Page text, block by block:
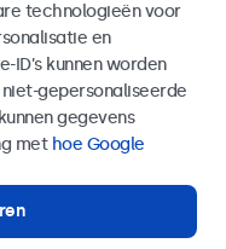
technologieën voor
en
kunnen worden
gepersonaliseerde
gegevens
met hoe Google